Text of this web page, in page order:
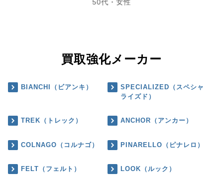
50代・女性
買取強化メーカー
BIANCHI（ビアンキ）
SPECIALIZED（スペシャ
ライズド）
TREK（トレック） ANCHOR（アンカー）
COLNAGO（コルナゴ） PINARELLO（ピナレロ）
FELT（フェルト） LOOK（ルック）